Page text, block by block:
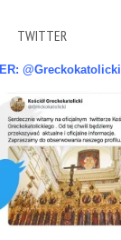
TWITTER
@Greckokatolicki